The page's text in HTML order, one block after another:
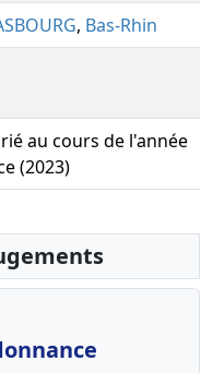
, Bas-Rhin
au cours de l'année
(2023)